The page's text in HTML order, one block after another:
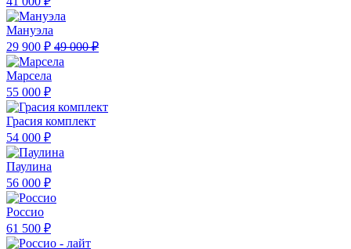
Мануэла
29 900 ₽ 49 000 ₽
Марсела
55 000 ₽
Грасия комплект
54 000 ₽
Паулина
56 000 ₽
Россио
61 500 ₽